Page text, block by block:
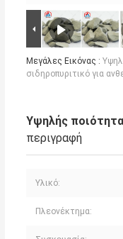
Μεγάλες Εικόνας :
σιδηροπυριτικό για
Υψηλής
περιγραφή
Υλικό:
Πλεονέκτημα: